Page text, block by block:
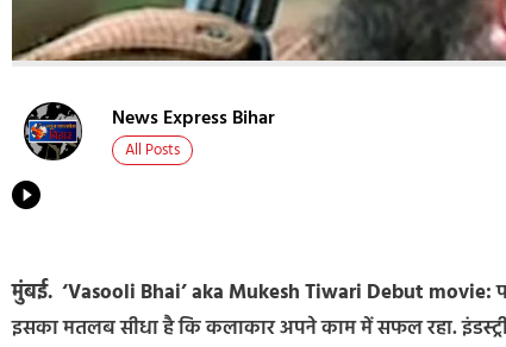
News Express Bihar
All Posts
मुंबई. ‘Vasooli Bhai’ aka Mukesh Tiwari Debut movie:
इसका मतलब सीधा है कि कलाकार अपने काम में सफल रहा.